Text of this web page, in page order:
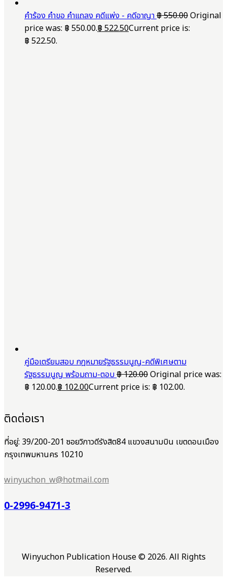
คำร้อง คำขอ คำแถลง คดีแพ่ง - คดีอาญา฿550.00Original
price was: ฿ 550.00.฿522.50Current price is:
฿ 522.50.
คู่มือเตรียมสอบ กฎหมายรัฐธรรมนูญ-คดีพิเศษตาม
รัฐธรรมนูญ พร้อมถาม-ตอบ฿120.00Original price was:
฿ 120.00.฿102.00Current price is: ฿ 102.00.
ติดต่อเรา
ที่อยู่: 39/200-201 ซอยวิภาวดีรังสิต84 แขวงสนามบิน เขตดอนเมือง
กรุงเทพมหานคร 10210
winyuchon_w@hotmail.com
0-2996-9471-3
Winyuchon Publication House © 2026. All Rights
Reserved.